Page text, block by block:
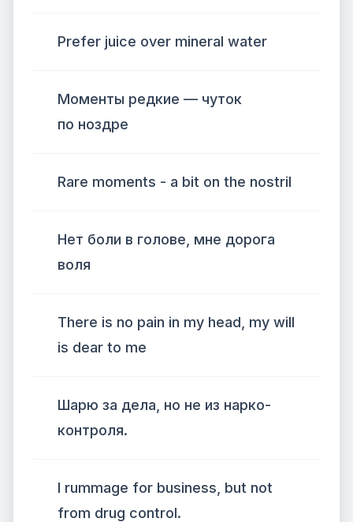
Prefer juice over mineral water
Моменты редкие — чуток
по ноздре
Rare moments - a bit on the nostril
Нет боли в голове, мне дорога
воля
There is no pain in my head, my will
is dear to me
Шарю за дела, но не из нарко-
контроля.
I rummage for business, but not
from drug control.